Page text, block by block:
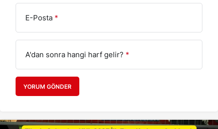
E-Posta *
A'dan sonra hangi harf gelir? *
YORUM GÖNDER